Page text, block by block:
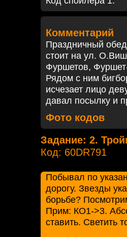
Комментарий
Праздничный
стоит на ул.
Фуршетов,
Рядом с ним
исчезает лицо
давал посылку и
Фото кодов
Задание: 2.
Код: 60DR791
Побывал по
дорогу. Звезды
борьбе?
Прим: КО1->3.
ставить. Светить